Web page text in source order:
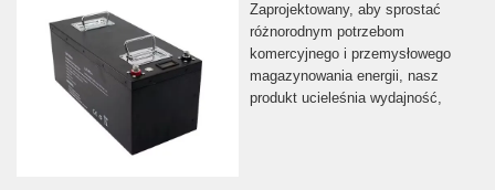
Zaprojektowany, aby sprostać
różnorodnym potrzebom
komercyjnego i przemysłowego
magazynowania energii, nasz
produkt ucieleśnia wydajność,